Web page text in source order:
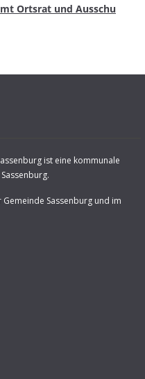
Orts­rat und Ausschu
ist eine kommunale
Gemeinde Sassenburg und im